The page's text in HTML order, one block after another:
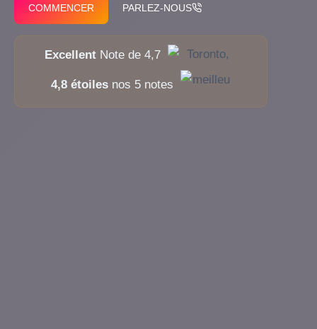
COMMENCER PARLEZ-NOUS
ExcellentNote de 4,7
4,8 étoilesnos 5 notes